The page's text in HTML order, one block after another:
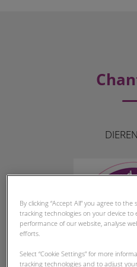
By clicking “Accept All” you agree to
tracking technologies on your device
performance of our website, analyse
efforts.
Select “Cookie Settings” for more
tracking technologies and to adjust